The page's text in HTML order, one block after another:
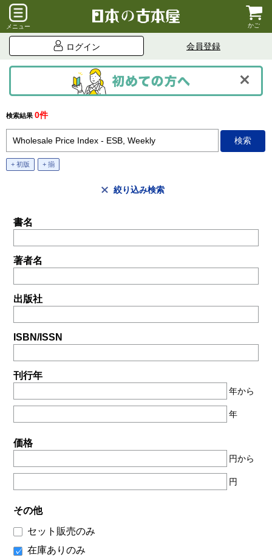
メニュー かご
ログイン 会員登録
検索結果 0件
+ 初版 + 揃
絞り込み検索
書名
著者名
出版社
ISBN/ISSN
刊行年
年から
年
価格
円から
円
その他
セット販売のみ
在庫ありのみ